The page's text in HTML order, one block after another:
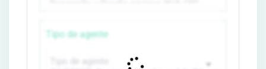
Tipo de agente